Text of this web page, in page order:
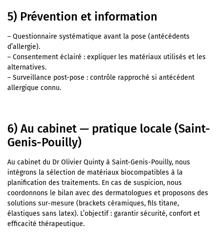
5) Prévention et information
– Questionnaire systématique avant la pose (antécédents
d’allergie).
– Consentement éclairé : expliquer les matériaux utilisés et les
alternatives.
– Surveillance post-pose : contrôle rapproché si antécédent
allergique connu.
6) Au cabinet — pratique locale (Saint-
Genis-Pouilly)
Au cabinet du Dr Olivier Quinty à Saint-Genis-Pouilly, nous
intégrons la sélection de matériaux biocompatibles à la
planification des traitements. En cas de suspicion, nous
coordonnons le bilan avec des dermatologues et proposons des
solutions sur-mesure (brackets céramiques, fils titane,
élastiques sans latex). L’objectif : garantir sécurité, confort et
efficacité thérapeutique.